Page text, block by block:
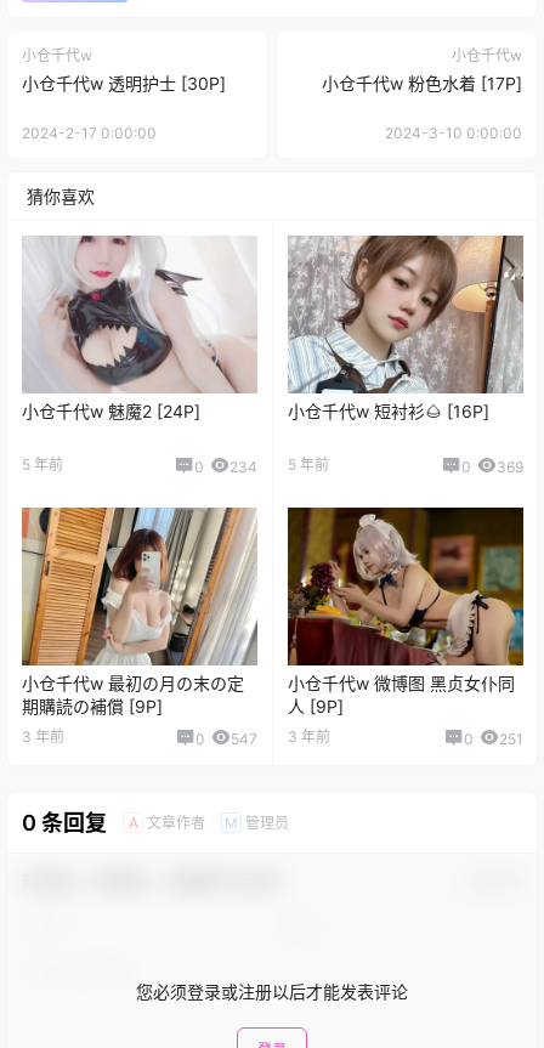
小仓千代w
小仓千代w 透明护士 [30P]
2024-2-17 0:00:00
小仓千代w
小仓千代w 粉色水着 [17P]
2024-3-10 0:00:00
猜你喜欢
小仓千代w 魅魔2 [24P]
5 年前 0 234
小仓千代w 短衬衫🌰 [16P]
5 年前 0 369
小仓千代w 最初の月の末の定
期購読の補償 [9P]
3 年前 0 547
小仓千代w 微博图 黑贞女仆同
人 [9P]
3 年前 0 251
0 条回复 A 文章作者 M 管理员
您必须登录或注册以后才能发表评论